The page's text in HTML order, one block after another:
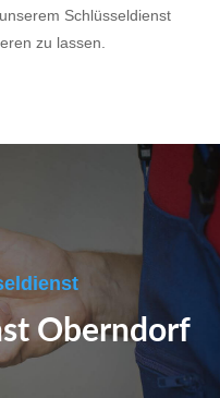
Schlüsseldienst
zu lassen.
Oberndorf